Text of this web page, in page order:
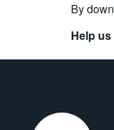
By
Help